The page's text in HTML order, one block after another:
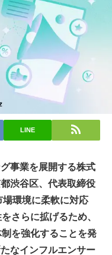
LINE
事業を展開する株式
渋谷区、代表取締役
環境に柔軟に対応
さらに拡げるため、
を強化することを発
なインフルエンサー